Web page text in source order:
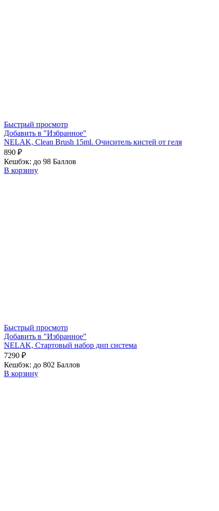
Быстрый просмотр
Добавить в "Избранное"
NELAK, Clean Brush 15ml. Очиситель кистей от геля
890 ₽
Кешбэк: до 98 Баллов
В корзину
Быстрый просмотр
Добавить в "Избранное"
NELAK, Стартовый набор дип система
7290 ₽
Кешбэк: до 802 Баллов
В корзину